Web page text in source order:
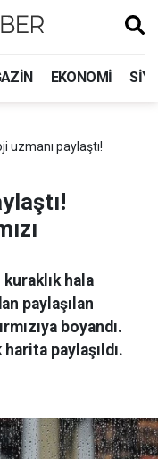
EKONOMI
uzmanı paylaştı!
hala
paylaşılan
boyandı.
paylaşıldı.